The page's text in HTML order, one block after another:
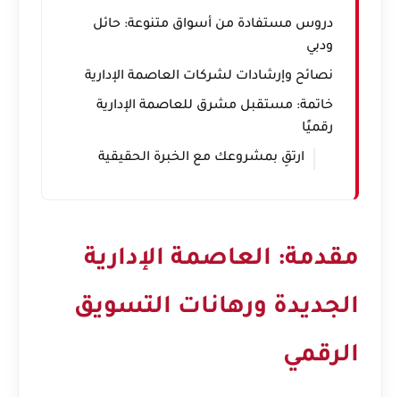
دروس مستفادة من أسواق متنوعة: حائل
ودبي
نصائح وإرشادات لشركات العاصمة الإدارية
خاتمة: مستقبل مشرق للعاصمة الإدارية
رقميًا
ارتقِ بمشروعك مع الخبرة الحقيقية
مقدمة: العاصمة الإدارية
الجديدة ورهانات التسويق
الرقمي